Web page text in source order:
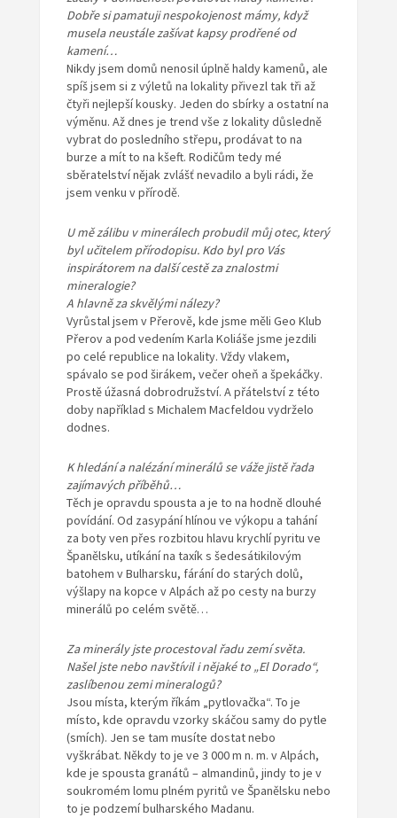
Dobře si pamatuji nespokojenost mámy, když
musela neustále zašívat kapsy prodřené od
kamení…
Nikdy jsem domů nenosil úplně haldy kamenů, ale
spíš jsem si z výletů na lokality přivezl tak tři až
čtyři nejlepší kousky. Jeden do sbírky a ostatní na
výměnu. Až dnes je trend vše z lokality důsledně
vybrat do posledního střepu, prodávat to na
burze a mít to na kšeft. Rodičům tedy mé
sběratelství nějak zvlášť nevadilo a byli rádi, že
jsem venku v přírodě.
U mě zálibu v minerálech probudil můj otec, který
byl učitelem přírodopisu. Kdo byl pro Vás
inspirátorem na další cestě za znalostmi
mineralogie?
A hlavně za skvělými nálezy?
Vyrůstal jsem v Přerově, kde jsme měli Geo Klub
Přerov a pod vedením Karla Koliáše jsme jezdili
po celé republice na lokality. Vždy vlakem,
spávalo se pod širákem, večer oheň a špekáčky.
Prostě úžasná dobrodružství. A přátelství z této
doby například s Michalem Macfeldou vydrželo
dodnes.
K hledání a nalézání minerálů se váže jistě řada
zajímavých příběhů…
Těch je opravdu spousta a je to na hodně dlouhé
povídání. Od zasypání hlínou ve výkopu a tahání
za boty ven přes rozbitou hlavu krychlí pyritu ve
Španělsku, utíkání na taxík s šedesátikilovým
batohem v Bulharsku, fárání do starých dolů,
výšlapy na kopce v Alpách až po cesty na burzy
minerálů po celém světě…
Za minerály jste procestoval řadu zemí světa.
Našel jste nebo navštívil i nějaké to „El Dorado“,
zaslíbenou zemi mineralogů?
Jsou místa, kterým říkám „pytlovačka“. To je
místo, kde opravdu vzorky skáčou samy do pytle
(smích). Jen se tam musíte dostat nebo
vyškrábat. Někdy to je ve 3 000 m n. m. v Alpách,
kde je spousta granátů – almandinů, jindy to je v
soukromém lomu plném pyritů ve Španělsku nebo
to je podzemí bulharského Madanu.